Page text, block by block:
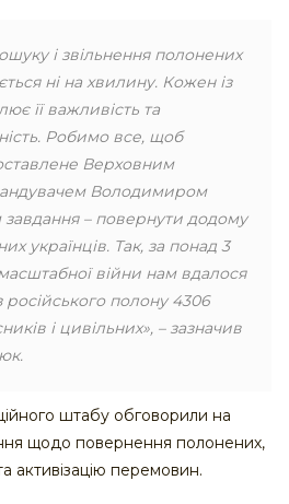
і звільнення полонених
ні на хвилину. Кожен із
її важливість та
Робимо все, щоб
Верховним
Володимиром
– повернути додому
українців. Так, за понад 3
війни нам вдалося
російського полону 4306
і цивільних», – зазначив
штабу обговорили на
щодо повернення полонених,
активізацію перемовин.